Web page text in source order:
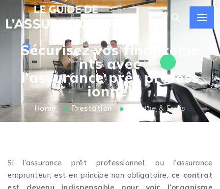
Sécurisez vos financeme
nts avec
l’assurance prêt profess
ionnel
Home Prestation Banque & Frais
Si l’assurance prêt professionnel, ou l’assurance
emprunteur, est en principe non obligatoire, ce contrat